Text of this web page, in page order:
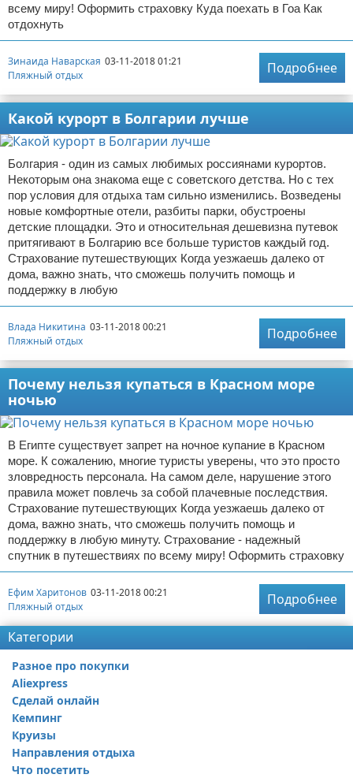
всему миру! Оформить страховку Куда поехать в Гоа Как
отдохнуть
Зинаида Наварская 03-11-2018 01:21
Пляжный отдых
Подробнее
Какой курорт в Болгарии лучше
Болгария - один из самых любимых россиянами курортов.
Некоторым она знакома еще с советского детства. Но с тех
пор условия для отдыха там сильно изменились. Возведены
новые комфортные отели, разбиты парки, обустроены
детские площадки. Это и относительная дешевизна путевок
притягивают в Болгарию все больше туристов каждый год.
Страхование путешествующих Когда уезжаешь далеко от
дома, важно знать, что сможешь получить помощь и
поддержку в любую
Влада Никитина 03-11-2018 00:21
Пляжный отдых
Подробнее
Почему нельзя купаться в Красном море
ночью
В Египте существует запрет на ночное купание в Красном
море. К сожалению, многие туристы уверены, что это просто
зловредность персонала. На самом деле, нарушение этого
правила может повлечь за собой плачевные последствия.
Страхование путешествующих Когда уезжаешь далеко от
дома, важно знать, что сможешь получить помощь и
поддержку в любую минуту. Страхование - надежный
спутник в путешествиях по всему миру! Оформить страховку
Ефим Харитонов 03-11-2018 00:21
Пляжный отдых
Подробнее
Категории
Разное про покупки
Aliexpress
Сделай онлайн
Кемпинг
Круизы
Направления отдыха
Что посетить